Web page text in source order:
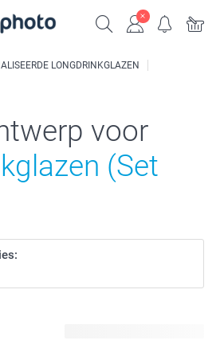
LONGDRINKGLAZEN
voor
(Set